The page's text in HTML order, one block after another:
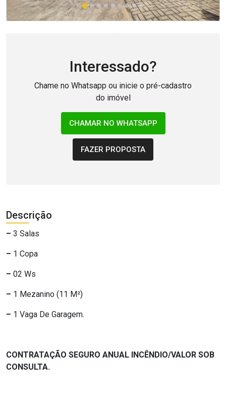
Interessado?
Chame no Whatsapp ou inicie o pré-cadastro
do imóvel
CHAMAR NO WHATSAPP
FAZER PROPOSTA
Descrição
– 3 Salas
– 1 Copa
– 02 Ws
– 1 Mezanino (11 M²)
– 1 Vaga De Garagem.
CONTRATAÇÃO SEGURO ANUAL INCÊNDIO/VALOR SOB
CONSULTA.